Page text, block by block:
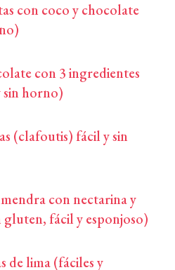
con coco y chocolate
con 3 ingredientes
horno)
(clafoutis) fácil y sin
con nectarina y
gluten, fácil y esponjoso)
de lima (fáciles y